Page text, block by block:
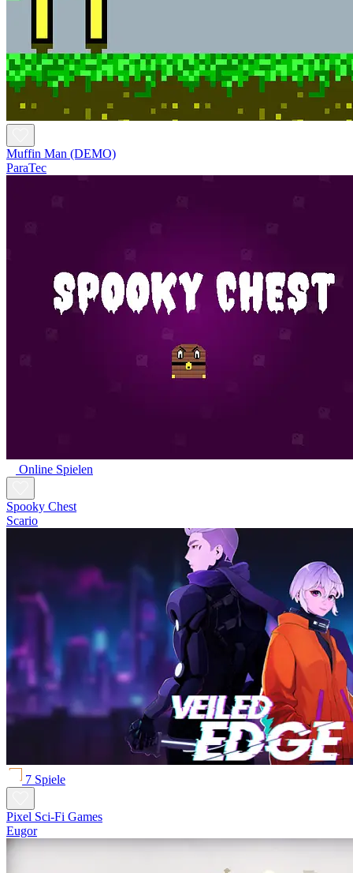
Muffin Man (DEMO)
ParaTec
Online Spielen
Spooky Chest
Scario
7 Spiele
Pixel Sci-Fi Games
Eugor